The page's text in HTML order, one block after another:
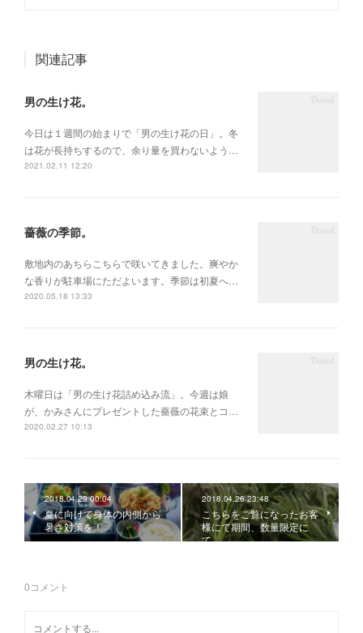
関連記事
男の生け花。
今日は１週間の始まりで「男の生け花の日」。冬
は花が長持ちするので、余り量を買わないよう…
2021.02.11 12:20
薔薇の季節。
敷地内のあちらこちらで咲いてきました。爽やか
な香りが駐車場にただよいます。季節は初夏へ…
2020.05.18 13:33
男の生け花。
木曜日は「男の生け花詰め込み流」。今週は娘
が、かみさんにプレゼントした薔薇の花束とコ…
2020.02.27 10:13
2018.04.29 00:04
夏に向けて身体の内側から
暑さ対策を！
2018.04.26 23:48
こちらをご覧になったお客
様にて期間、数量限定に
て。
0コメント